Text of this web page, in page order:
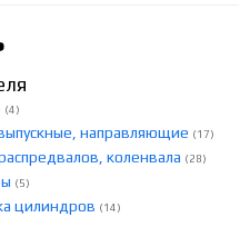
(4)
направляющие (17)
коленвала (28)
(5)
цилиндров (14)